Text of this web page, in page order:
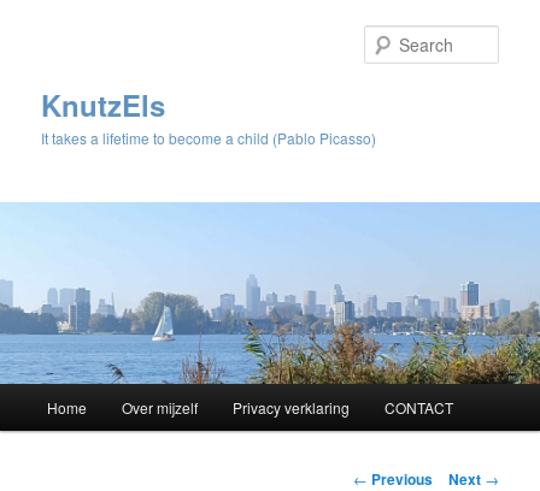
KnutzEls
It takes a lifetime to become a child (Pablo Picasso)
Skip
Home Over mijzelf Privacy verklaring CONTACT
Post
← Previous Next →